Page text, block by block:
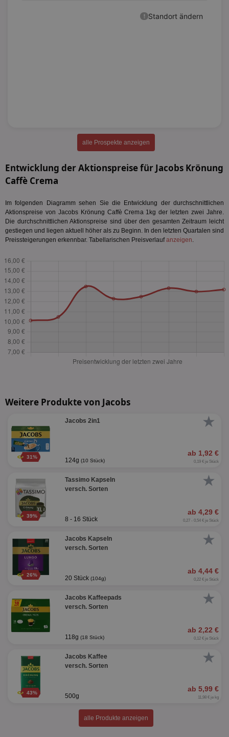
alle Prospekte anzeigen
Entwicklung der Aktionspreise für Jacobs Krönung
Caffè Crema
Im folgenden Diagramm sehen Sie die Entwicklung der durchschnittlichen
Aktionspreise von Jacobs Krönung Caffè Crema 1kg der letzten zwei Jahre.
Die durchschnittlichen Aktionspreise sind über den gesamten Zeitraum leicht
gestiegen und liegen aktuell höher als zu Beginn. In den letzten Quartalen sind
Preissteigerungen erkennbar. Tabellarischen Preisverlaufanzeigen.
Weitere Produkte von Jacobs
★
31%
Jacobs 2in1
ab 1,92 €
124g (10 Stück) 0,19 € je Stück
★
39%
Tassimo Kapseln
versch. Sorten
ab 4,29 €
8 - 16 Stück 0,27 - 0,54 € je Stück
★
26%
Jacobs Kapseln
versch. Sorten
ab 4,44 €
20 Stück (104g) 0,22 € je Stück
★
Jacobs Kaffeepads
versch. Sorten
ab 2,22 €
118g (18 Stück) 0,12 € je Stück
★
43%
Jacobs Kaffee
versch. Sorten
ab 5,99 €
500g 11,98 € je kg
alle Produkte anzeigen